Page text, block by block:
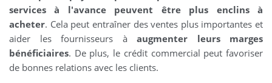
services à l'avance peuvent être plus enclins à
acheter. Cela peut entraîner des ventes plus importantes et
aider les fournisseurs à augmenter leurs marges
bénéficiaires. De plus, le crédit commercial peut favoriser
de bonnes relations avec les clients.